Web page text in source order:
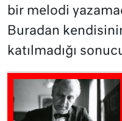
bir melodi
Buradan
katılmadığı